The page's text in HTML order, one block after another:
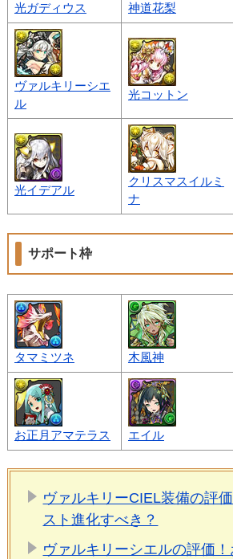
光ガディウス 神道花梨
ヴァルキリーシエ
ル
光コットン
光イデアル
クリスマスイルミ
ナ
サポート枠
タマミツネ 木風神
お正月アマテラス エイル
ヴァルキリーCIEL装備の評
スト進化すべき？
ヴァルキリーシエルの評価